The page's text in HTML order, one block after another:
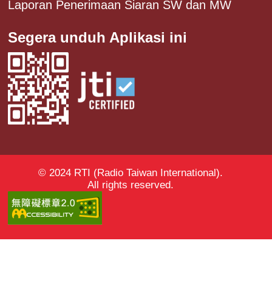
Laporan Penerimaan Siaran SW dan MW
Segera unduh Aplikasi ini
© 2024 RTI (Radio Taiwan International).
All rights reserved.